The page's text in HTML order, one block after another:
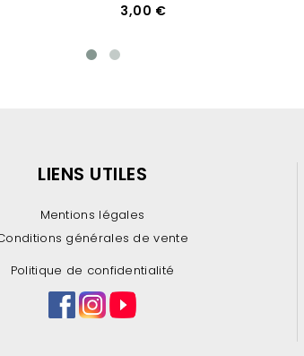
3,00 €
LIENS UTILES
Mentions légales
générales de vente
Politique de confidentialité